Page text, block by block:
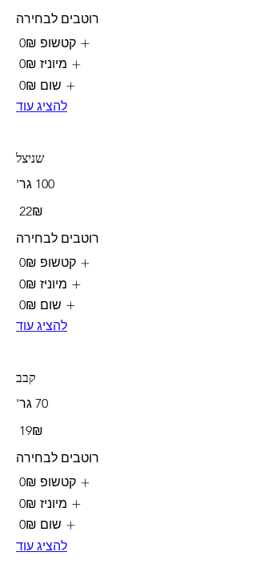
רוטבים לבחירה
קטשופ ‏0 ‏₪
מיוניז ‏0 ‏₪
שום ‏0 ‏₪
להציג עוד
שניצל
100 גר'
‏22 ‏₪
רוטבים לבחירה
קטשופ ‏0 ‏₪
מיוניז ‏0 ‏₪
שום ‏0 ‏₪
להציג עוד
קבב
70 גר'
‏19 ‏₪
רוטבים לבחירה
קטשופ ‏0 ‏₪
מיוניז ‏0 ‏₪
שום ‏0 ‏₪
להציג עוד